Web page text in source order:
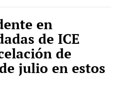
en
de ICE
de
julio en estos